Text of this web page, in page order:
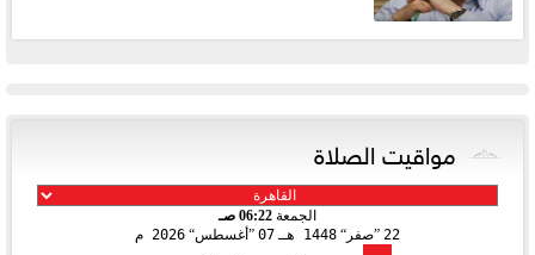
مواقيت الصلاة
الجمعة 06:22 صـ
22 صفر 1448 هـ 07 أغسطس 2026 م